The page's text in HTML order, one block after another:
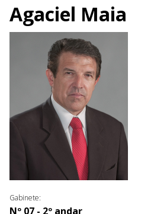
Agaciel Maia
Gabinete:
Nº 07 - 2º andar